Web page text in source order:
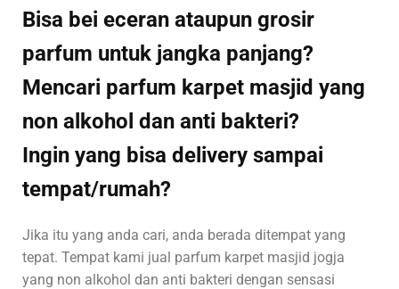
Bisa bei eceran ataupun grosir
parfum untuk jangka panjang?
Mencari parfum karpet masjid yang
non alkohol dan anti bakteri?
Ingin yang bisa delivery sampai
tempat/rumah?
Jika itu yang anda cari, anda berada ditempat yang
tepat. Tempat kami jual parfum karpet masjid jogja
yang non alkohol dan anti bakteri dengan sensasi